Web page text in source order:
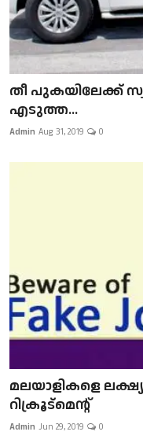
​​​​​​​തീ പുകയിലേക്ക്
എടുത്ത...
Admin Aug 31, 2019 0
മലയാളികളെ
റിക്രൂട്മെന്റ്
Admin Jun 29, 2019 0